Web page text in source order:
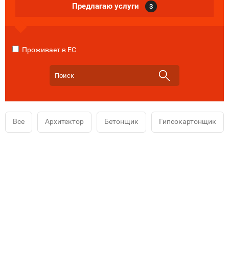
Предлагаю услуги 3
Проживает в ЕС
Все Архитектор Бетонщик Гипсокартонщик